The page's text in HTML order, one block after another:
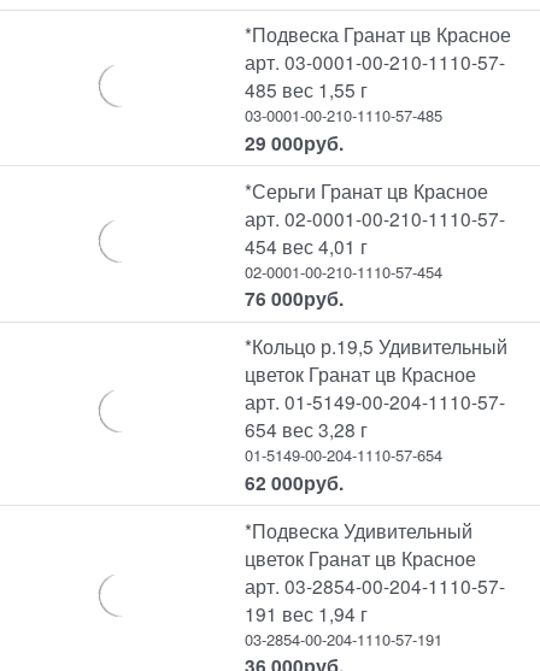
*Подвеска Гранат цв Красное
арт. 03-0001-00-210-1110-57-
485 вес 1,55 г
03-0001-00-210-1110-57-485
29 000руб.
*Серьги Гранат цв Красное
арт. 02-0001-00-210-1110-57-
454 вес 4,01 г
02-0001-00-210-1110-57-454
76 000руб.
*Кольцо р.19,5 Удивительный
цветок Гранат цв Красное
арт. 01-5149-00-204-1110-57-
654 вес 3,28 г
01-5149-00-204-1110-57-654
62 000руб.
*Подвеска Удивительный
цветок Гранат цв Красное
арт. 03-2854-00-204-1110-57-
191 вес 1,94 г
03-2854-00-204-1110-57-191